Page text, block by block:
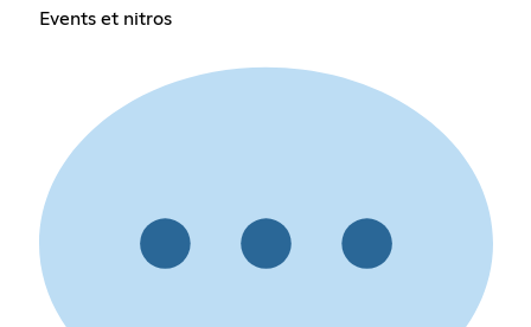
Events et nitros